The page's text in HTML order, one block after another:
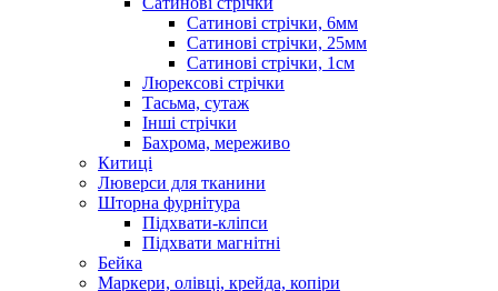
Сатинові стрічки, 6мм
Сатинові стрічки, 25мм
Сатинові стрічки, 1см
Люрексові стрічки
Тасьма, сутаж
Інші стрічки
Бахрома, мереживо
Китиці
Люверси для тканини
Шторна фурнітура
Підхвати-кліпси
Підхвати магнітні
Бейка
Маркери, олівці, крейда, копіри